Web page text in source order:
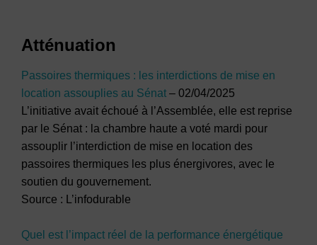
Atténuation
Passoires thermiques : les interdictions de mise en
location assouplies au Sénat – 02/04/2025
L’initiative avait échoué à l’Assemblée, elle est reprise
par le Sénat : la chambre haute a voté mardi pour
assouplir l’interdiction de mise en location des
passoires thermiques les plus énergivores, avec le
soutien du gouvernement.
Source : L’infodurable
Quel est l’impact réel de la performance énergétique